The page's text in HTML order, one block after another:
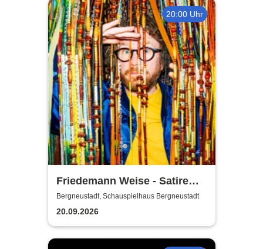
20:00 Uhr
Friedemann Weise - Satire
suchen ein Zuhause
Bergneustadt, Schauspielhaus Bergneustadt
20.09.2026